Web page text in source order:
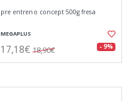
pre entreno concept 500g fresa
MEGAPLUS
17,18€ 18,90€ - 9%